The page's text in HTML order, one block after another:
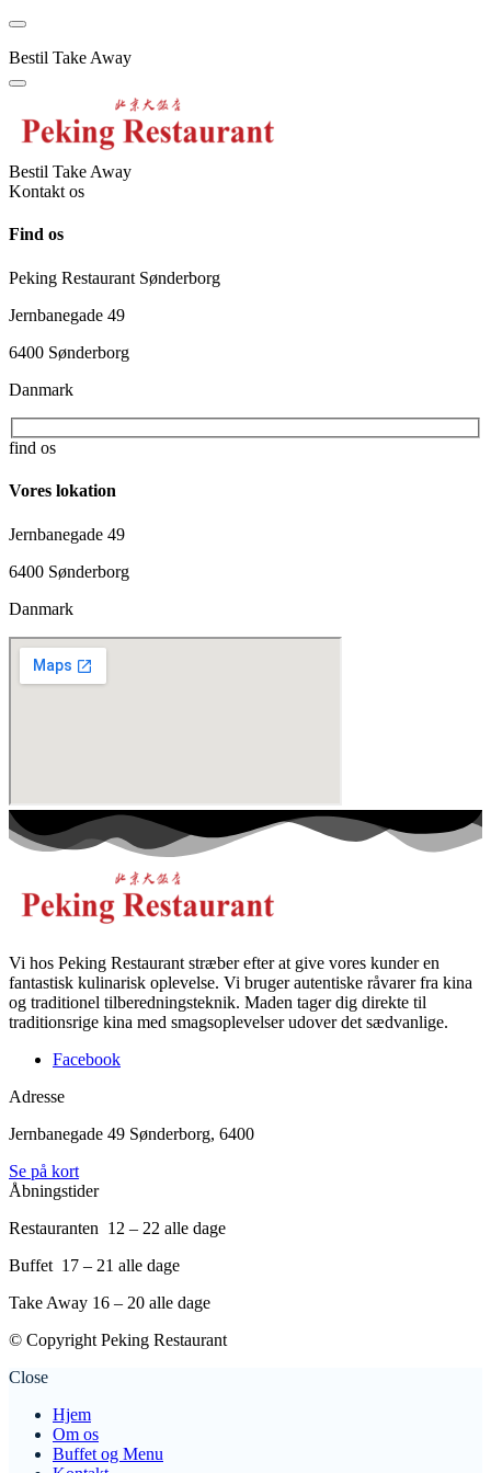
Menu
Bestil Take Away
Menu
Bestil Take Away
Kontakt os
Find os
Peking Restaurant Sønderborg
Jernbanegade 49
6400 Sønderborg
Danmark
find os
Vores lokation
Jernbanegade 49
6400 Sønderborg
Danmark
Vi hos Peking Restaurant stræber efter at give vores kunder en
fantastisk kulinarisk oplevelse. Vi bruger autentiske råvarer fra kina
og traditionel tilberedningsteknik. Maden tager dig direkte til
traditionsrige kina med smagsoplevelser udover det sædvanlige.
Facebook
Adresse
Jernbanegade 49 Sønderborg, 6400
Se på kort
Åbningstider
Restauranten 12 – 22 alle dage
Buffet 17 – 21 alle dage
Take Away 16 – 20 alle dage
© Copyright Peking Restaurant
Close
Hjem
Om os
Buffet og Menu